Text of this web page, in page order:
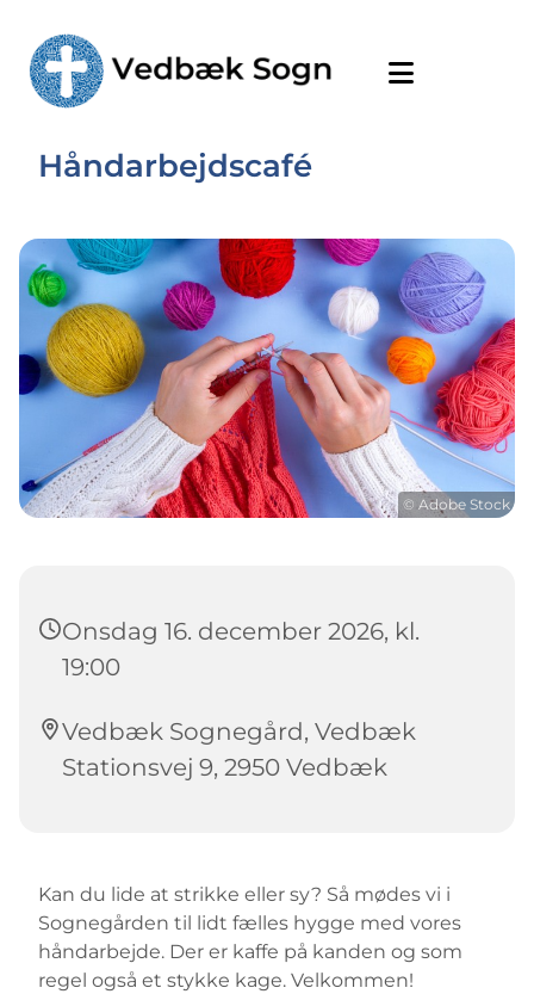
Håndarbejdscafé
© Adobe Stock
Onsdag 16. december 2026, kl.
19:00
Vedbæk Sognegård, Vedbæk
Stationsvej 9, 2950 Vedbæk
Kan du lide at strikke eller sy? Så mødes vi i
Sognegården til lidt fælles hygge med vores
håndarbejde. Der er kaffe på kanden og som
regel også et stykke kage. Velkommen!